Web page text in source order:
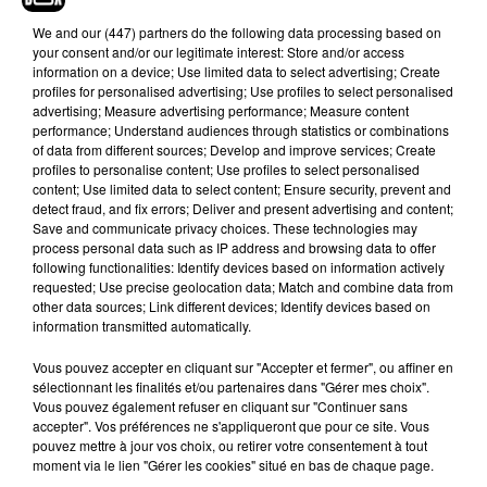
continuer à proposer à nos clients des prix attractifs et
accessibles malgré ce contexte exceptionnel". SelonThe
Economist,c'est en Suisse que le Big Mac coûte le plus
cher au niveau mondial.
Hip-Hop News
6 août 2026
Franglish et Keblack dévoilent une
session live surprise
5 août 2026
Russ frappe fort avec son nouveau
single « Coulda Shoulda Woulda »
We and our (447) partnersdo the following data processing based on
your consent and/or our legitimate interest: Store and/or access
information on a device; Use limited data to select advertising; Create
profiles for personalised advertising; Use profiles to select personalised
advertising; Measure advertising performance; Measure content
performance; Understand audiences through statistics or combinations
of data from different sources; Develop and improve services; Create
profiles to personalise content; Use profiles to select personalised
content; Use limited data to select content; Ensure security, prevent and
detect fraud, and fix errors; Deliver and present advertising and content;
Save and communicate privacy choices. These technologies may
process personal data such as IP address and browsing data to offer
following functionalities: Identify devices based on information actively
requested; Use precise geolocation data; Match and combine data from
other data sources; Link different devices; Identify devices based on
information transmitted automatically.
Vous pouvez accepter en cliquant sur "Accepter et fermer", ou affiner en
sélectionnant les finalités et/ou partenaires dans "Gérer mes choix".
Vous pouvez également refuser en cliquant sur "Continuer sans
accepter". Vos préférences ne s'appliqueront que pour ce site. Vous
pouvez mettre à jour vos choix, ou retirer votre consentement à tout
moment via le lien "Gérer les cookies" situé en bas de chaque page.